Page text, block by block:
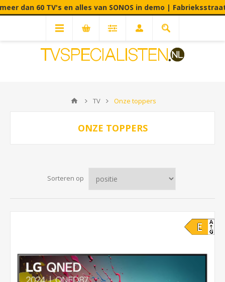
en alles van SONOS in demo | Fabrieksstraat 90C - 3900
TV Onze toppers
ONZE TOPPERS
Sorteren op